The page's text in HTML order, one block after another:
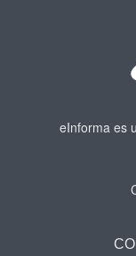
eInforma es